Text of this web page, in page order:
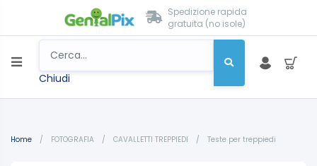
Spedizione rapida
gratuita (no isole)
Chiudi
Home / FOTOGRAFIA / CAVALLETTI TREPPIEDI / Teste per treppiedi